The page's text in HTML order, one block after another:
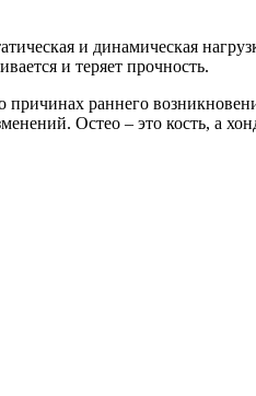
и динамическая
и теряет прочность.
причинах раннего
Остео – это кость, а